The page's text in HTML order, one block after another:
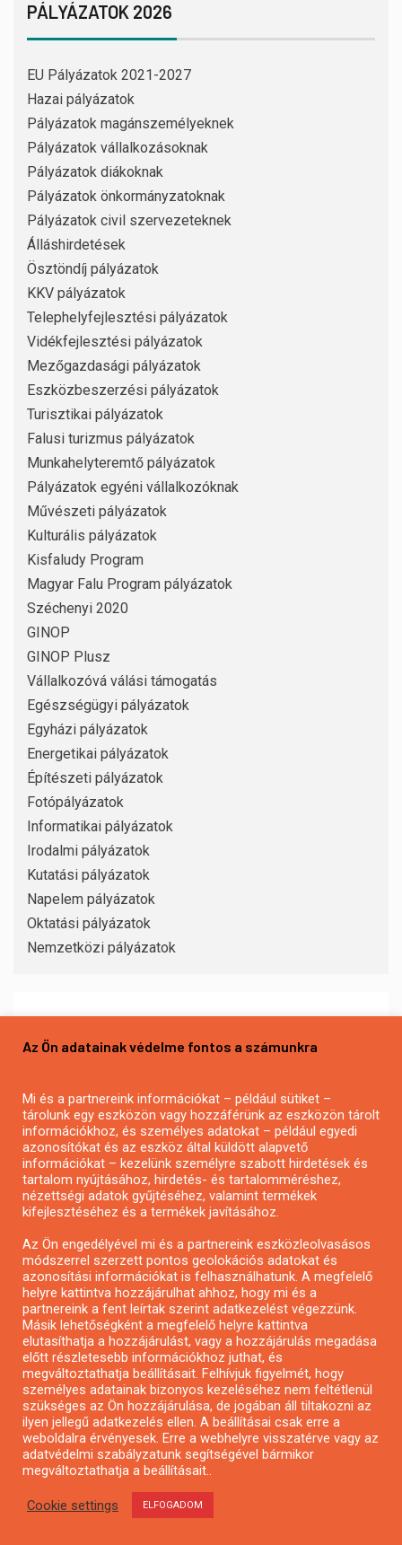
PÁLYÁZATOK 2026
EU Pályázatok 2021-2027
Hazai pályázatok
Pályázatok magánszemélyeknek
Pályázatok vállalkozásoknak
Pályázatok diákoknak
Pályázatok önkormányzatoknak
Pályázatok civil szervezeteknek
Álláshirdetések
Ösztöndíj pályázatok
KKV pályázatok
Telephelyfejlesztési pályázatok
Vidékfejlesztési pályázatok
Mezőgazdasági pályázatok
Eszközbeszerzési pályázatok
Turisztikai pályázatok
Falusi turizmus pályázatok
Munkahelyteremtő pályázatok
Pályázatok egyéni vállalkozóknak
Művészeti pályázatok
Kulturális pályázatok
Kisfaludy Program
Magyar Falu Program pályázatok
Széchenyi 2020
GINOP
GINOP Plusz
Vállalkozóvá válási támogatás
Egészségügyi pályázatok
Egyházi pályázatok
Energetikai pályázatok
Építészeti pályázatok
Fotópályázatok
Informatikai pályázatok
Irodalmi pályázatok
Kutatási pályázatok
Napelem pályázatok
Oktatási pályázatok
Nemzetközi pályázatok
FRISS
Alkotói pályázat – a BTM és a Labrisz
Egyesület közös pályázata
Az Ön adatainak védelme fontos a számunkra
Mi és a partnereink információkat – például sütiket –
tárolunk egy eszközön vagy hozzáférünk az eszközön tárolt
információkhoz, és személyes adatokat – például egyedi
azonosítókat és az eszköz által küldött alapvető
információkat – kezelünk személyre szabott hirdetések és
tartalom nyújtásához, hirdetés- és tartalomméréshez,
nézettségi adatok gyűjtéséhez, valamint termékek
kifejlesztéséhez és a termékek javításához.
Az Ön engedélyével mi és a partnereink eszközleolvasásos
módszerrel szerzett pontos geolokációs adatokat és
azonosítási információkat is felhasználhatunk. A megfelelő
helyre kattintva hozzájárulhat ahhoz, hogy mi és a
partnereink a fent leírtak szerint adatkezelést végezzünk.
Másik lehetőségként a megfelelő helyre kattintva
elutasíthatja a hozzájárulást, vagy a hozzájárulás megadása
előtt részletesebb információkhoz juthat, és
megváltoztathatja beállításait. Felhívjuk figyelmét, hogy
személyes adatainak bizonyos kezeléséhez nem feltétlenül
szükséges az Ön hozzájárulása, de jogában áll tiltakozni az
ilyen jellegű adatkezelés ellen. A beállításai csak erre a
weboldalra érvényesek. Erre a webhelyre visszatérve vagy az
adatvédelmi szabályzatunk segítségével bármikor
megváltoztathatja a beállításait..
Cookie settings ELFOGADOM